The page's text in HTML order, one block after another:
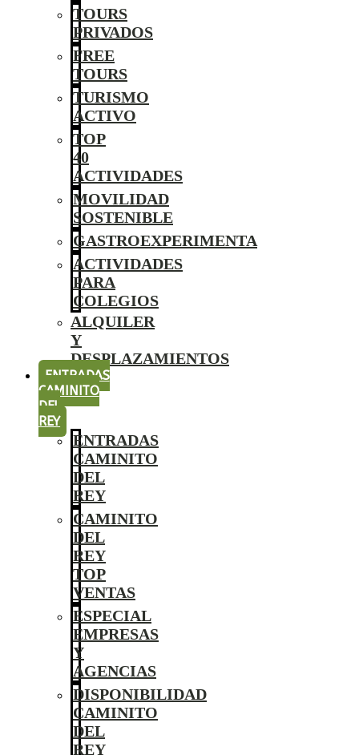
TOURS
PRIVADOS
FREE
TOURS
TURISMO
ACTIVO
TOP
40
ACTIVIDADES
MOVILIDAD
SOSTENIBLE
GASTROEXPERIMENTA
ACTIVIDADES
PARA
COLEGIOS
ALQUILER
Y
DESPLAZAMIENTOS
ENTRADAS
CAMINITO
DEL
REY
ENTRADAS
CAMINITO
DEL
REY
CAMINITO
DEL
REY
TOP
VENTAS
ESPECIAL
EMPRESAS
Y
AGENCIAS
DISPONIBILIDAD
CAMINITO
DEL
REY